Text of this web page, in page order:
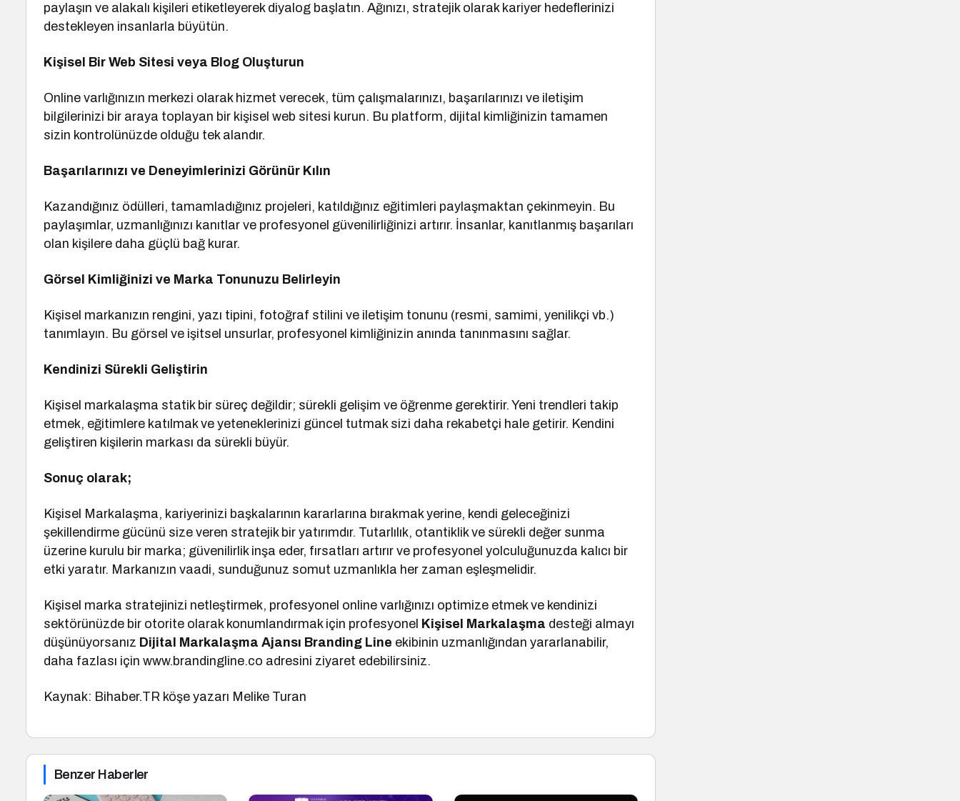
paylaşın ve alakalı kişileri etiketleyerek diyalog başlatın. Ağınızı, stratejik olarak kariyer hedeflerinizi
destekleyen insanlarla büyütün.
Kişisel Bir Web Sitesi veya Blog Oluşturun
Online varlığınızın merkezi olarak hizmet verecek, tüm çalışmalarınızı, başarılarınızı ve iletişim
bilgilerinizi bir araya toplayan bir kişisel web sitesi kurun. Bu platform, dijital kimliğinizin tamamen
sizin kontrolünüzde olduğu tek alandır.
Başarılarınızı ve Deneyimlerinizi Görünür Kılın
Kazandığınız ödülleri, tamamladığınız projeleri, katıldığınız eğitimleri paylaşmaktan çekinmeyin. Bu
paylaşımlar, uzmanlığınızı kanıtlar ve profesyonel güvenilirliğinizi artırır. İnsanlar, kanıtlanmış başarıları
olan kişilere daha güçlü bağ kurar.
Görsel Kimliğinizi ve Marka Tonunuzu Belirleyin
Kişisel markanızın rengini, yazı tipini, fotoğraf stilini ve iletişim tonunu (resmi, samimi, yenilikçi vb.)
tanımlayın. Bu görsel ve işitsel unsurlar, profesyonel kimliğinizin anında tanınmasını sağlar.
Kendinizi Sürekli Geliştirin
Kişisel markalaşma statik bir süreç değildir; sürekli gelişim ve öğrenme gerektirir. Yeni trendleri takip
etmek, eğitimlere katılmak ve yeteneklerinizi güncel tutmak sizi daha rekabetçi hale getirir. Kendini
geliştiren kişilerin markası da sürekli büyür.
Sonuç olarak;
Kişisel Markalaşma, kariyerinizi başkalarının kararlarına bırakmak yerine, kendi geleceğinizi
şekillendirme gücünü size veren stratejik bir yatırımdır. Tutarlılık, otantiklik ve sürekli değer sunma
üzerine kurulu bir marka; güvenilirlik inşa eder, fırsatları artırır ve profesyonel yolculuğunuzda kalıcı bir
etki yaratır. Markanızın vaadi, sunduğunuz somut uzmanlıkla her zaman eşleşmelidir.
Kişisel marka stratejinizi netleştirmek, profesyonel online varlığınızı optimize etmek ve kendinizi
sektörünüzde bir otorite olarak konumlandırmak için profesyonel Kişisel Markalaşma desteği almayı
düşünüyorsanız Dijital Markalaşma Ajansı Branding Line ekibinin uzmanlığından yararlanabilir,
daha fazlası için www.brandingline.co adresini ziyaret edebilirsiniz.
Kaynak: Bihaber.TR köşe yazarı Melike Turan
Benzer Haberler